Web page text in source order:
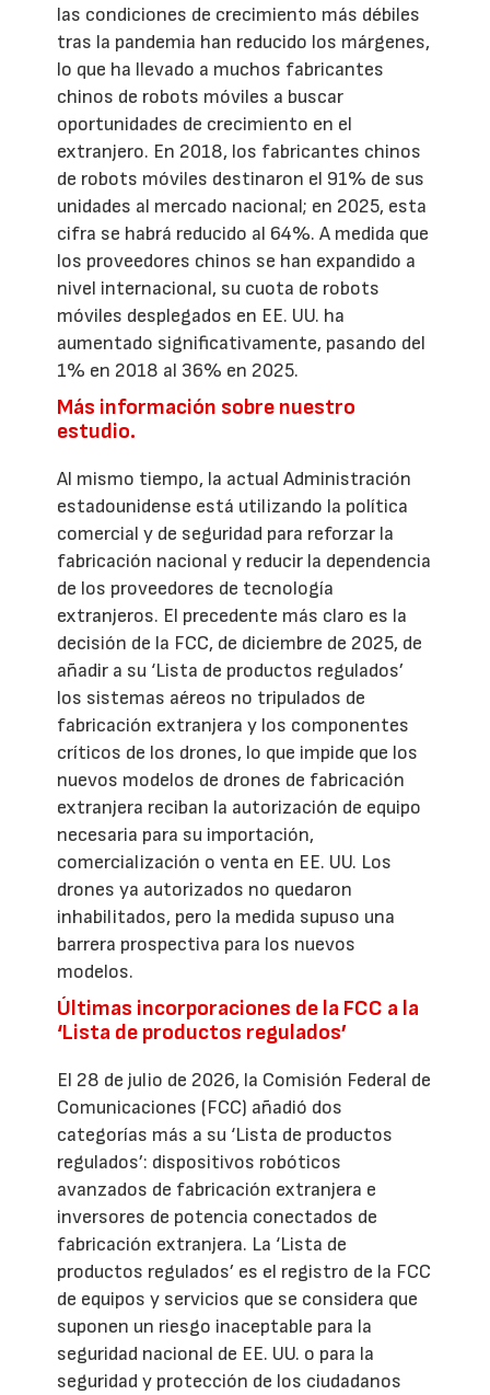
las condiciones de crecimiento más débiles
tras la pandemia han reducido los márgenes,
lo que ha llevado a muchos fabricantes
chinos de robots móviles a buscar
oportunidades de crecimiento en el
extranjero. En 2018, los fabricantes chinos
de robots móviles destinaron el 91% de sus
unidades al mercado nacional; en 2025, esta
cifra se habrá reducido al 64%. A medida que
los proveedores chinos se han expandido a
nivel internacional, su cuota de robots
móviles desplegados en EE. UU. ha
aumentado significativamente, pasando del
1% en 2018 al 36% en 2025.
Más información sobre nuestro
estudio.
Al mismo tiempo, la actual Administración
estadounidense está utilizando la política
comercial y de seguridad para reforzar la
fabricación nacional y reducir la dependencia
de los proveedores de tecnología
extranjeros. El precedente más claro es la
decisión de la FCC, de diciembre de 2025, de
añadir a su ‘Lista de productos regulados’
los sistemas aéreos no tripulados de
fabricación extranjera y los componentes
críticos de los drones, lo que impide que los
nuevos modelos de drones de fabricación
extranjera reciban la autorización de equipo
necesaria para su importación,
comercialización o venta en EE. UU. Los
drones ya autorizados no quedaron
inhabilitados, pero la medida supuso una
barrera prospectiva para los nuevos
modelos.
Últimas incorporaciones de la FCC a la
‘Lista de productos regulados’
El 28 de julio de 2026, la Comisión Federal de
Comunicaciones (FCC) añadió dos
categorías más a su ‘Lista de productos
regulados’: dispositivos robóticos
avanzados de fabricación extranjera e
inversores de potencia conectados de
fabricación extranjera. La ‘Lista de
productos regulados’ es el registro de la FCC
de equipos y servicios que se considera que
suponen un riesgo inaceptable para la
seguridad nacional de EE. UU. o para la
seguridad y protección de los ciudadanos